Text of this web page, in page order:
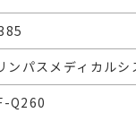
ンパスメディカル
Q260